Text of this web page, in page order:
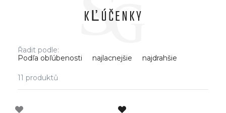
KĽÚČENKY
Řadit podle:
Podľa obľúbenosti
najlacnejšie najdrahšie
11 produktů